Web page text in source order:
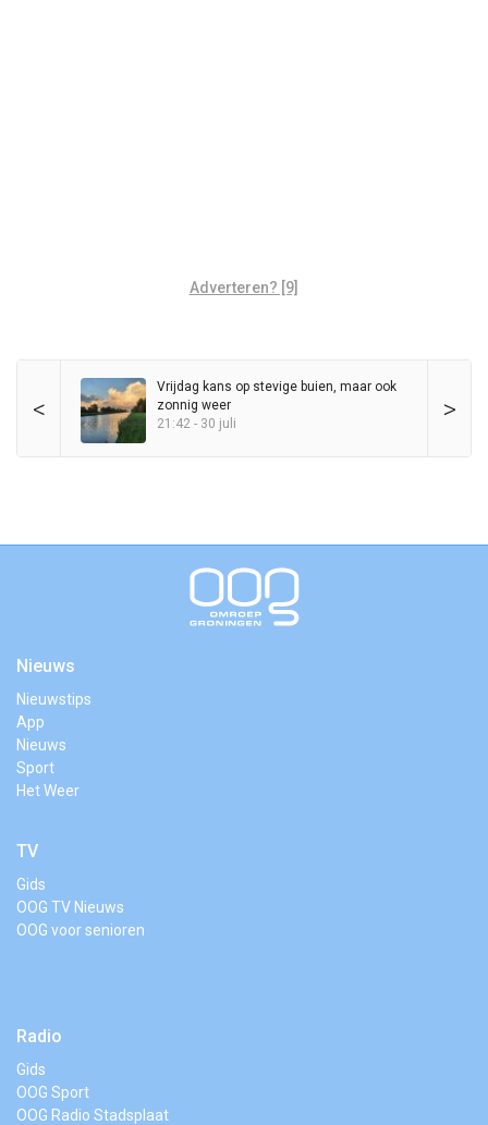
Adverteren? [9]
< >
Vrijdag kans op stevige buien, maar ook
zonnig weer
21:42 - 30 juli
Nieuws
Nieuwstips
App
Nieuws
Sport
Het Weer
TV
Gids
OOG TV Nieuws
OOG voor senioren
Radio
Gids
OOG Sport
OOG Radio Stadsplaat